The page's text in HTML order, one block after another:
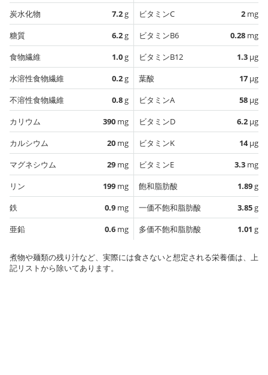
炭水化物
7.2g
糖質
6.2g
食物繊維
1.0g
水溶性食物繊維
0.2g
不溶性食物繊維
0.8g
カリウム
390 mg
カルシウム
20 mg
マグネシウム
29 mg
リン
199 mg
鉄
0.9 mg
亜鉛
0.6 mg
ビタミンC
2 mg
ビタミンB6
0.28 mg
ビタミンB12
1.3 µg
葉酸
17 µg
ビタミンA
58 µg
ビタミンD
6.2 µg
ビタミンK
14µg
ビタミンE
3.3 mg
飽和脂肪酸
1.89g
一価不飽和脂肪酸
3.85g
多価不飽和脂肪酸
1.01 g
煮物や麺類の残り汁など、実際には食さないと想定される栄養価は、上
記リストから除いてあります。